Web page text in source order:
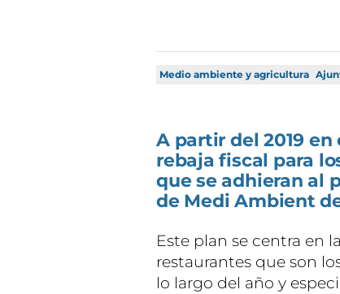
Medio ambiente y agricultura
A partir del 2019
rebaja fiscal para
que se adhieran al
de Medi Ambient
Este plan se centra en
restaurantes que son
lo largo del año y